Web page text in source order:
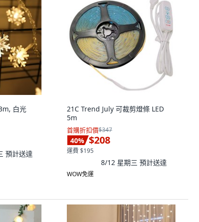
白光
預計送達
21C Trend July 可裁剪燈條 LED
5m
首購折扣價$347
40% $208
運費 $195
8/12 星期三 預計送達
WOW免運